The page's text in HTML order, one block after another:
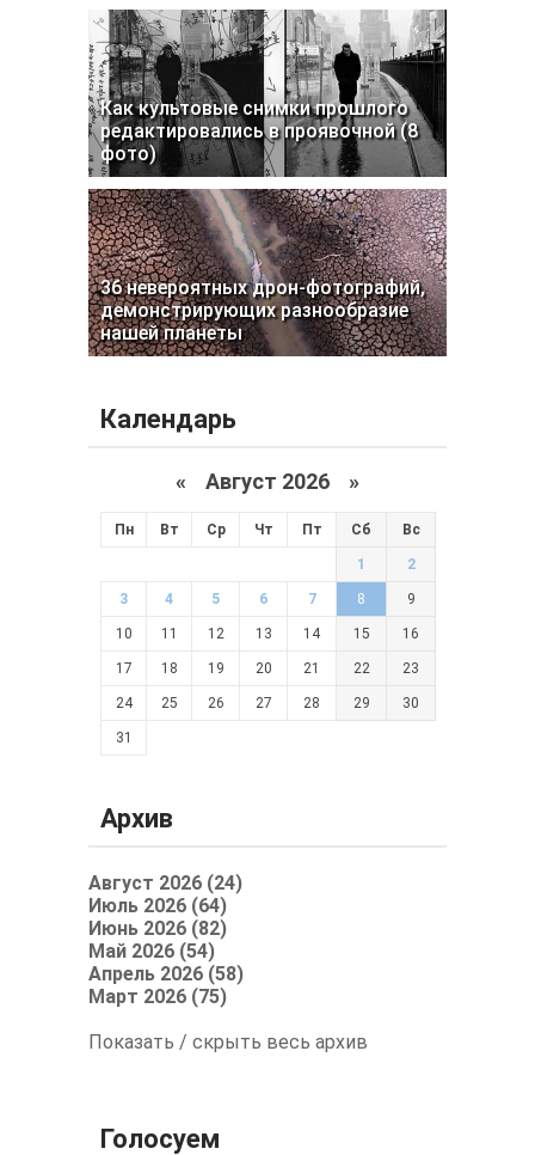
Как культовые снимки прошлого
редактировались в проявочной (8
фото)
36 невероятных дрон-фотографий,
демонстрирующих разнообразие
нашей планеты
Календарь
« Август 2026 »
Пн Вт Ср Чт Пт Сб Вс
1 2
3 4 5 6 7 8 9
10 11 12 13 14 15 16
17 18 19 20 21 22 23
24 25 26 27 28 29 30
31
Архив
Август 2026 (24)
Июль 2026 (64)
Июнь 2026 (82)
Май 2026 (54)
Апрель 2026 (58)
Март 2026 (75)
Показать / скрыть весь архив
Голосуем